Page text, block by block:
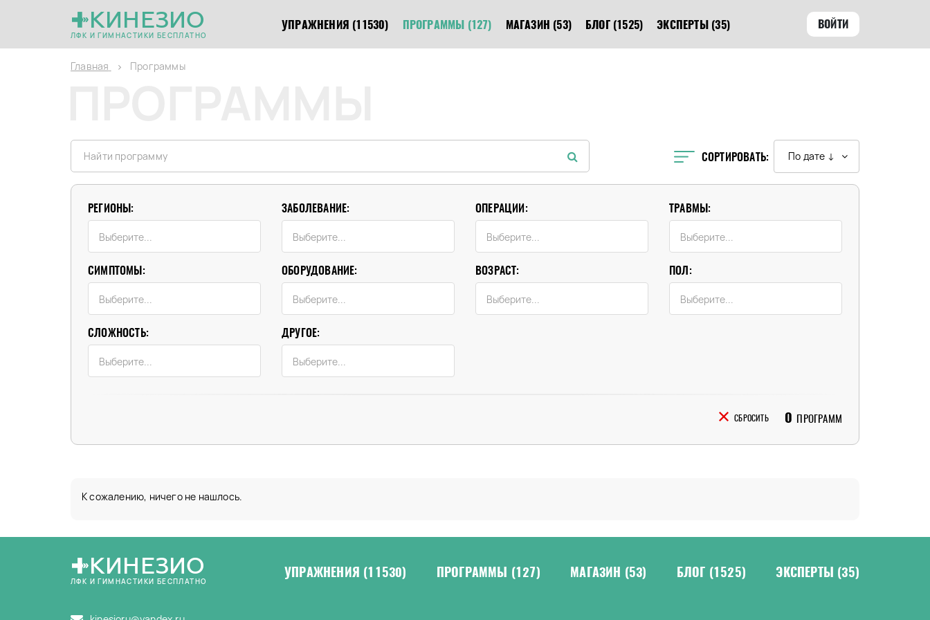
КИНЕЗИО
ЛФК И ГИМНАСТИКИ БЕСПЛАТНО
УПРАЖНЕНИЯ (11530) ПРОГРАММЫ (127) МАГАЗИН (53) БЛОГ (1525) ЭКСПЕРТЫ (35) ВОЙТИ
Главная Программы
СОРТИРОВАТЬ: По дате ↓
РЕГИОНЫ: ЗАБОЛЕВАНИЕ: ОПЕРАЦИИ: ТРАВМЫ:
СИМПТОМЫ: ОБОРУДОВАНИЕ: ВОЗРАСТ: ПОЛ:
СЛОЖНОСТЬ: ДРУГОЕ:
СБРОСИТЬ 0 ПРОГРАММ
К сожалению, ничего не нашлось.
КИНЕЗИО
ЛФК И ГИМНАСТИКИ БЕСПЛАТНО
УПРАЖНЕНИЯ (11530) ПРОГРАММЫ (127) МАГАЗИН (53) БЛОГ (1525) ЭКСПЕРТЫ (35)